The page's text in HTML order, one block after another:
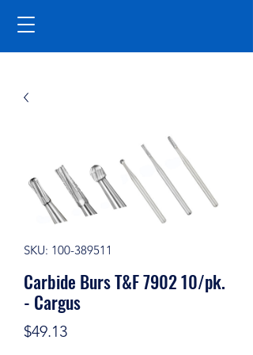
SKU: 100-389511
Carbide Burs T&F 7902 10/pk.
- Cargus
$49.13Price